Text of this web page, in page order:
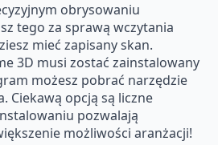
obrysowaniu
tego za sprawą wczytania
mieć zapisany skan.
3D musi zostać zainstalowany
możesz pobrać narzędzie
Ciekawą opcją są liczne
pozwalają
możliwości aranżacji!